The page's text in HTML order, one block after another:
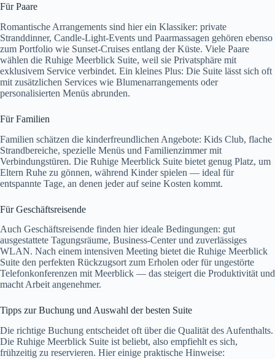
Für Paare
Romantische Arrangements sind hier ein Klassiker: private
Stranddinner, Candle-Light-Events und Paarmassagen gehören ebenso
zum Portfolio wie Sunset-Cruises entlang der Küste. Viele Paare
wählen die Ruhige Meerblick Suite, weil sie Privatsphäre mit
exklusivem Service verbindet. Ein kleines Plus: Die Suite lässt sich oft
mit zusätzlichen Services wie Blumenarrangements oder
personalisierten Menüs abrunden.
Für Familien
Familien schätzen die kinderfreundlichen Angebote: Kids Club, flache
Strandbereiche, spezielle Menüs und Familienzimmer mit
Verbindungstüren. Die Ruhige Meerblick Suite bietet genug Platz, um
Eltern Ruhe zu gönnen, während Kinder spielen — ideal für
entspannte Tage, an denen jeder auf seine Kosten kommt.
Für Geschäftsreisende
Auch Geschäftsreisende finden hier ideale Bedingungen: gut
ausgestattete Tagungsräume, Business-Center und zuverlässiges
WLAN. Nach einem intensiven Meeting bietet die Ruhige Meerblick
Suite den perfekten Rückzugsort zum Erholen oder für ungestörte
Telefonkonferenzen mit Meerblick — das steigert die Produktivität und
macht Arbeit angenehmer.
Tipps zur Buchung und Auswahl der besten Suite
Die richtige Buchung entscheidet oft über die Qualität des Aufenthalts.
Die Ruhige Meerblick Suite ist beliebt, also empfiehlt es sich,
frühzeitig zu reservieren. Hier einige praktische Hinweise: